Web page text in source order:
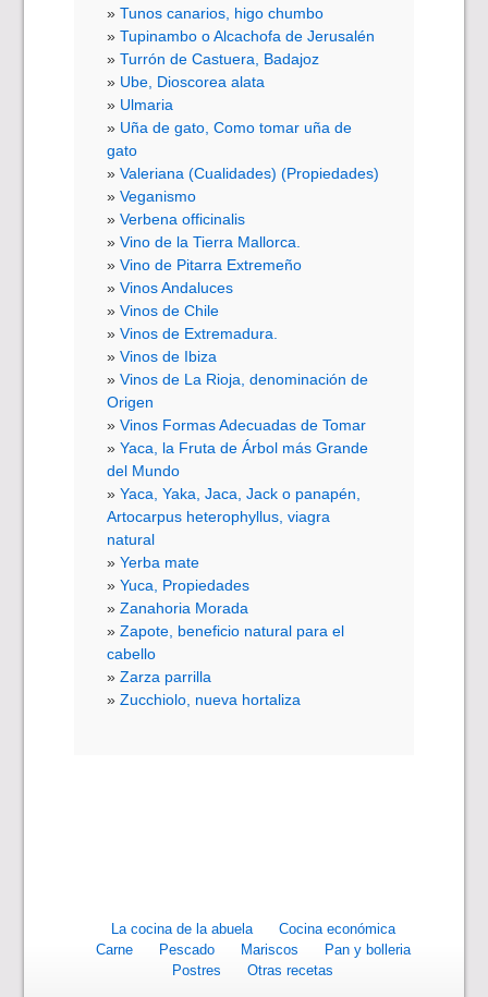
Tunos canarios, higo chumbo
Tupinambo o Alcachofa de Jerusalén
Turrón de Castuera, Badajoz
Ube, Dioscorea alata
Ulmaria
Uña de gato, Como tomar uña de
gato
Valeriana (Cualidades) (Propiedades)
Veganismo
Verbena officinalis
Vino de la Tierra Mallorca.
Vino de Pitarra Extremeño
Vinos Andaluces
Vinos de Chile
Vinos de Extremadura.
Vinos de Ibiza
Vinos de La Rioja, denominación de
Origen
Vinos Formas Adecuadas de Tomar
Yaca, la Fruta de Árbol más Grande
del Mundo
Yaca, Yaka, Jaca, Jack o panapén,
Artocarpus heterophyllus, viagra
natural
Yerba mate
Yuca, Propiedades
Zanahoria Morada
Zapote, beneficio natural para el
cabello
Zarza parrilla
Zucchiolo, nueva hortaliza
La cocina de la abuela
Cocina económica
Carne
Pescado Mariscos
Pan y bolleria
Postres
Otras recetas